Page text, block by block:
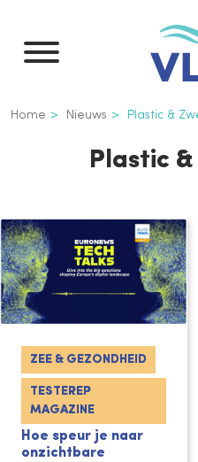
naar
inhoud
Kruimelpad
Home Nieuws Plastic &
Plastic
ZEE & GEZONDHEID
TESTEREP
MAGAZINE
Hoe speur je naar
onzichtbare